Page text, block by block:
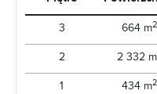
3 664 m2
2
2 332 m
1
434 m2